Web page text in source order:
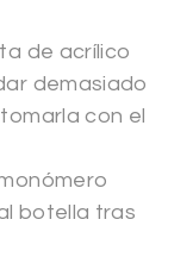
de acrílico
demasiado
con el
botella tras